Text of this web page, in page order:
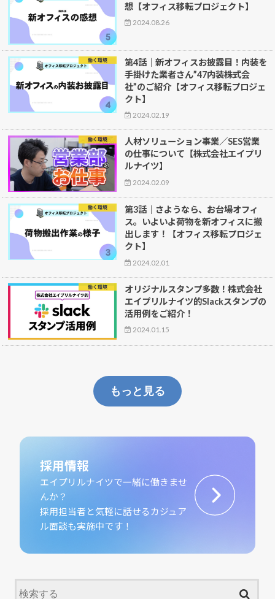
想【オフィス移転プロジェクト】
2024.08.26
働く環境
第4話｜新オフィスお披露目！内装を
手掛けた業者さん”47内装株式会
社”のご紹介【オフィス移転プロジェ
クト】
2024.02.19
働く環境
人材ソリューション事業／SES営業
の仕事について【株式会社エイプリ
ルナイツ】
2024.02.09
働く環境
第3話｜さようなら、お台場オフィ
ス。いよいよ荷物を新オフィスに搬
出します！【オフィス移転プロジェ
クト】
2024.02.01
働く環境
オリジナルスタンプ多数！株式会社
エイプリルナイツ的Slackスタンプの
活用例をご紹介！
2024.01.15
もっと見る
採用情報
エイプリルナイツで一緒に働きませ
んか？
採用担当者と気軽に話せるカジュア
ル面談も実施中です！